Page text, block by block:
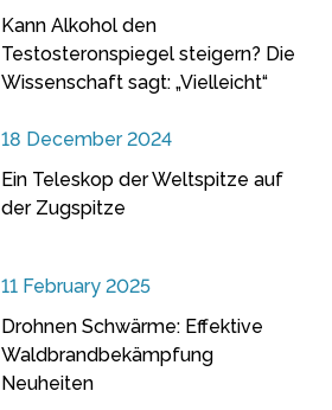
Kann Alkohol den
Testosteronspiegel steigern? Die
Wissenschaft sagt: „Vielleicht“
18 December 2024
Ein Teleskop der Weltspitze auf
der Zugspitze
11 February 2025
Drohnen Schwärme: Effektive
Waldbrandbekämpfung
Neuheiten